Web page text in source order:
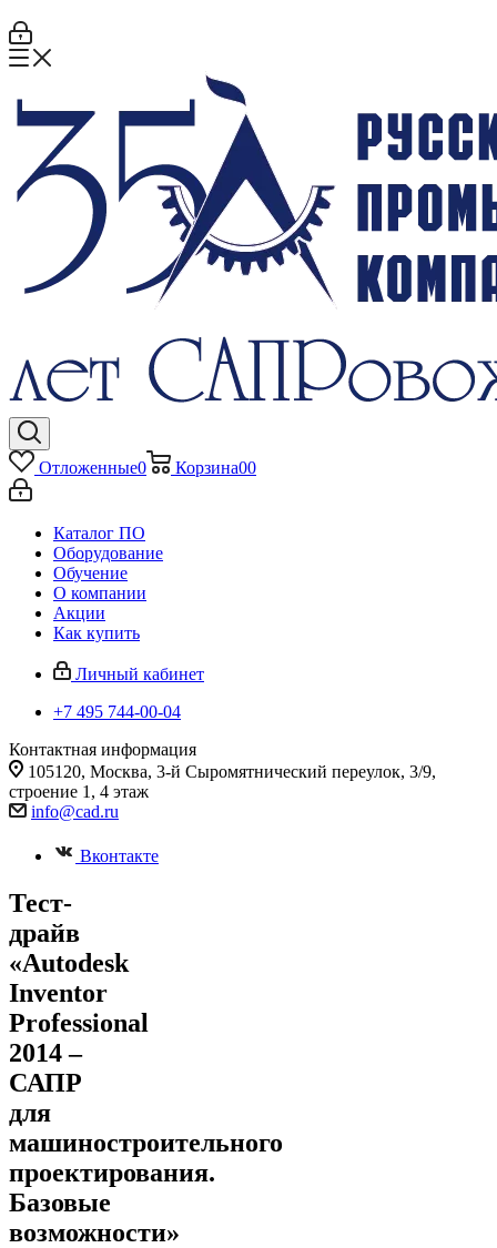
Отложенные0 Корзина00
Каталог ПО
Оборудование
Обучение
О компании
Акции
Как купить
Личный кабинет
+7 495 744-00-04
Контактная информация
105120, Москва, 3-й Сыромятнический переулок, 3/9,
строение 1, 4 этаж
info@cad.ru
Вконтакте
Тест-
драйв
«Autodesk
Inventor
Professional
2014 –
САПР
для
машиностроительного
проектирования.
Базовые
возможности»